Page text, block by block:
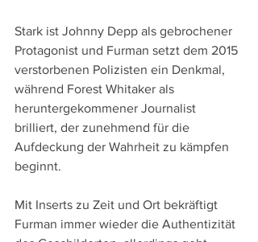
Stark ist Johnny Depp als gebrochener
Protagonist und Furman setzt dem 2015
verstorbenen Polizisten ein Denkmal,
während Forest Whitaker als
heruntergekommener Journalist
brilliert, der zunehmend für die
Aufdeckung der Wahrheit zu kämpfen
beginnt.
Mit Inserts zu Zeit und Ort bekräftigt
Furman immer wieder die Authentizität